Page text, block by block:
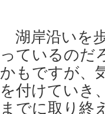
湖岸沿いを
っているのだ
かもですが、
を付けていき
までに取り終